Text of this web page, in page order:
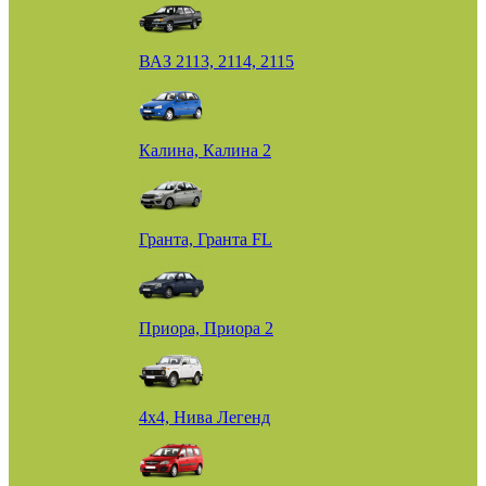
ВАЗ 2113, 2114, 2115
Калина, Калина 2
Гранта, Гранта FL
Приора, Приора 2
4х4, Нива Легенд